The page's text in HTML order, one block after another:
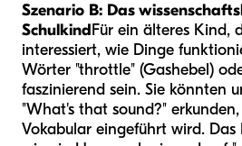
Szenario B: Das
SchulkindFür ein älteres Kind,
interessiert, wie Dinge
Wörter "throttle" (Gashebel)
faszinierend sein. Sie könnten
"What's that sound?"
Vokabular eingeführt wird. Das